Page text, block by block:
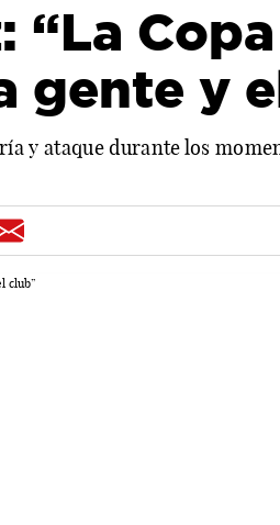
“La
gente y
y ataque durante los